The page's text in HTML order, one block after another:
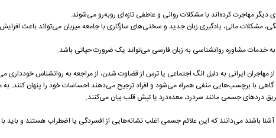
دیگر مهاجرت کرده‌اند با مشکلات روانی و عاطفی تازه‌ای روبه‌رو می‌شوند.
مشکلات مالی، یادگیری زبان جدید و سختی‌های سازگاری با جامعه میزبان می‌تواند باعث
خدمات مشاوره روانشناسی به زبان فارسی می‌تواند یک ضرورت حیاتی باشد.
مهاجران ایرانی به دلیل انگ اجتماعی یا ترس از قضاوت شدن، از مراجعه به روانشناس خودداری
با برچسب‌هایی منفی همراه می‌شود و افراد ترجیح می‌دهند احساسات خود را پنهان کنند. به
دردهای جسمی مانند سردرد، معده‌درد یا تپش قلب بیان می‌کنند.
آشنا باشند می‌دانند که این علائم جسمی اغلب نشانه‌هایی از افسردگی یا اضطراب هستند و